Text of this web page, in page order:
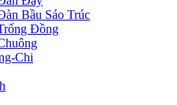
Bầu Sáo Trúc
Đồng
Chi